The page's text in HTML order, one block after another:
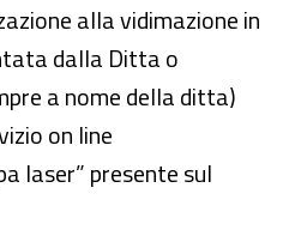
alla vidimazione in
dalla Ditta o
a nome della ditta)
on line
laser” presente sul